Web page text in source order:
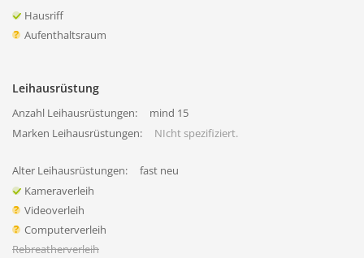
Hausriff
Aufenthaltsraum
Leihausrüstung
Anzahl Leihausrüstungen:
mind 15
Marken Leihausrüstungen:
NIcht spezifiziert.
Alter Leihausrüstungen:
fast neu
Kameraverleih
Videoverleih
Computerverleih
Rebreatherverleih